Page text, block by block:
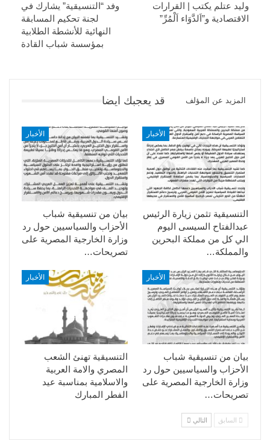
وفد “التنسيقية” يشارك في
لجنة تحكيم المسابقة
النهائية للأنشطة الطلابية
بمؤسسة شباب القادة
وليد عتلم يكتب | القرارات
الاقتصادية و”اَلدَّوَاء اَلْمُرِّ”
قد يعجبك ايضا المزيد عن المؤلف
الأخبار
بيان من تنسيقية شباب
الأحزاب والسياسيين حول رد
وزارة الخارجية المصرية على
تصريحات…
الأخبار
التنسيقية تثمن زيارة الرئيس
عبدالفتاح السيسى اليوم
الي كل من مملكة البحرين
والمملكة…
الأخبار
التنسيقية تهنئ الشعب
المصري والامة العربية
والاسلامية بمناسبة عيد
الفطر المبارك
الأخبار
بيان من تنسيقية شباب
الأحزاب والسياسيين حول رد
وزارة الخارجية المصرية على
تصريحات…
السابق التالي